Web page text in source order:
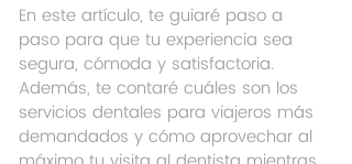
En este artículo, te guiaré paso a
paso para que tu experiencia sea
segura, cómoda y satisfactoria.
Además, te contaré cuáles son los
servicios dentales para viajeros más
demandados y cómo aprovechar al